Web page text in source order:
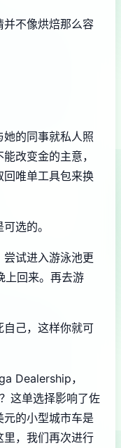
并不像烘焙那么容
的同事就私人照
改变金的主意，
唯单工具包来换
选的。
试进入游泳池更
上回来。再去游
自己，这样你就可
Dealership，
这单选择影响了佐
的小型城市车是
，我们再次进行